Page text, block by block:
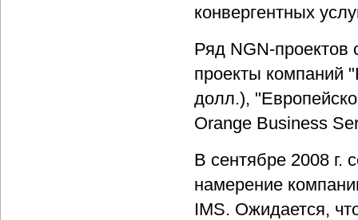
конвергентных
Ряд NGN-проектов
проекты компаний
долл.),
Orange Business
В сентябре 2008 г.
намерение
IMS. Ожидается,